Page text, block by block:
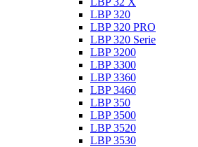
LBP 320
LBP 320 PRO
LBP 320 Serie
LBP 3200
LBP 3300
LBP 3360
LBP 3460
LBP 350
LBP 3500
LBP 3520
LBP 3530